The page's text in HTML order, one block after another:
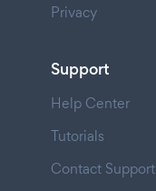
Privacy
Support
Help Center
Tutorials
Contact Support